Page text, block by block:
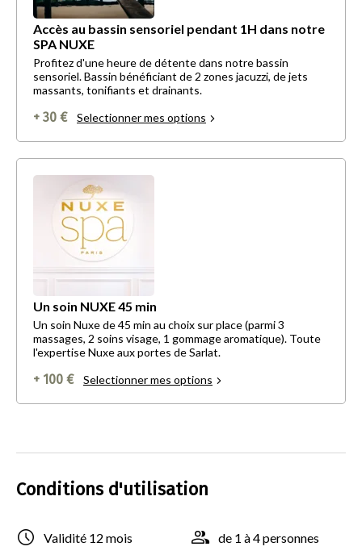
Accès au bassin sensoriel pendant 1H dans notre
SPA NUXE
Profitez d'une heure de détente dans notre bassin
sensoriel. Bassin bénéficiant de 2 zones jacuzzi, de jets
massants, tonifiants et drainants.
+ 30 € Selectionner mes options
Un soin NUXE 45 min
Un soin Nuxe de 45 min au choix sur place (parmi 3
massages, 2 soins visage, 1 gommage aromatique). Toute
l'expertise Nuxe aux portes de Sarlat.
+ 100 € Selectionner mes options
Conditions d'utilisation
Validité 12 mois de 1 à 4 personnes